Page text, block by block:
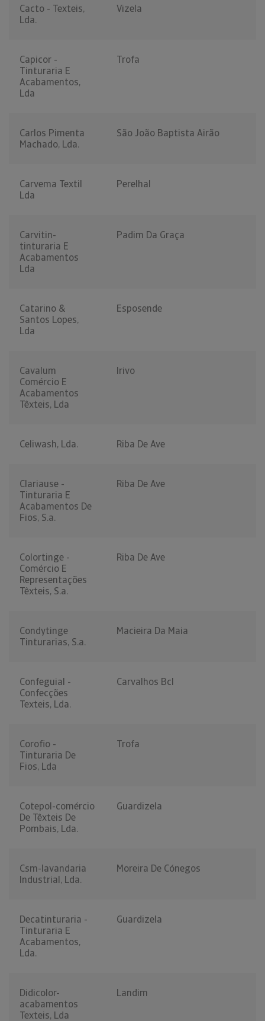
Cacto - Texteis,
Lda.
Vizela
Capicor -
Tinturaria E
Acabamentos,
Lda
Trofa
Carlos Pimenta
Machado, Lda.
São João Baptista Airão
Carvema Textil
Lda
Perelhal
Carvitin-
tinturaria E
Acabamentos
Lda
Padim Da Graça
Catarino &
Santos Lopes,
Lda
Esposende
Cavalum
Comércio E
Acabamentos
Têxteis, Lda
Irivo
Celiwash, Lda. Riba De Ave
Clariause -
Tinturaria E
Acabamentos De
Fios, S.a.
Riba De Ave
Colortinge -
Comércio E
Representações
Têxteis, S.a.
Riba De Ave
Condytinge
Tinturarias, S.a.
Macieira Da Maia
Confeguial -
Confecções
Texteis, Lda.
Carvalhos Bcl
Corofio -
Tinturaria De
Fios, Lda
Trofa
Cotepol-comércio
De Têxteis De
Pombais, Lda.
Guardizela
Csm-lavandaria
Industrial, Lda.
Moreira De Cónegos
Decatinturaria -
Tinturaria E
Acabamentos,
Lda.
Guardizela
Didicolor-
acabamentos
Texteis, Lda
Landim